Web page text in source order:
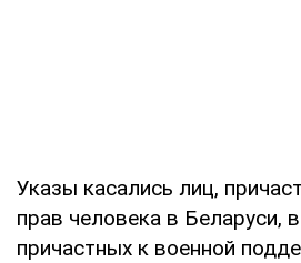
Указы касались лиц,
прав человека в Беларуси,
причастных к военной